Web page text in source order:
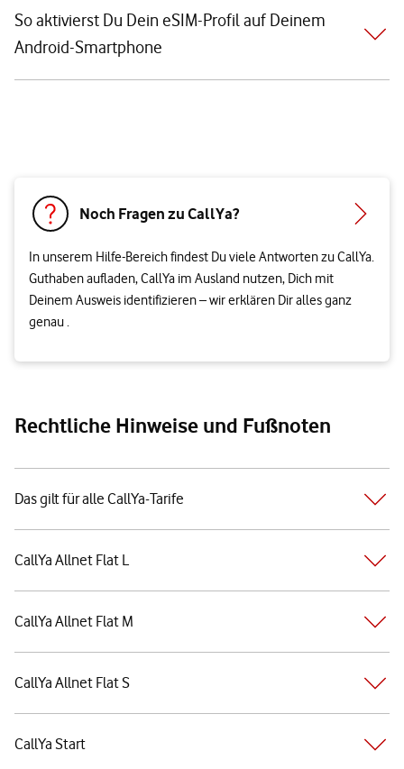
So aktivierst Du Dein eSIM-Profil auf Deinem
Android-Smartphone
Noch Fragen zu CallYa?
In unserem Hilfe-Bereich findest Du viele Antworten zu CallYa.
Guthaben aufladen, CallYa im Ausland nutzen, Dich mit
Deinem Ausweis identifizieren – wir erklären Dir alles ganz
genau .
Rechtliche Hinweise und Fußnoten
Das gilt für alle CallYa-Tarife
CallYa Allnet Flat L
CallYa Allnet Flat M
CallYa Allnet Flat S
CallYa Start